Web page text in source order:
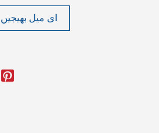
ای میل بھیجیں